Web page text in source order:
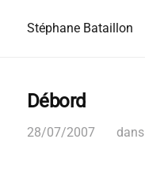
Stéphane Bataillon
Débord
28/07/2007 dans